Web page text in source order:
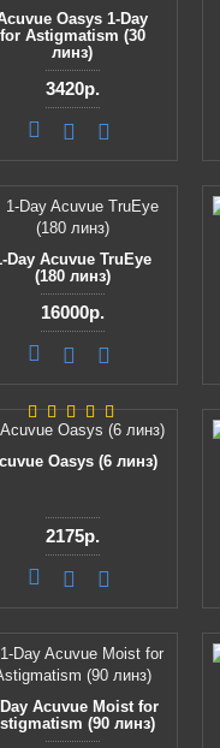
Oasys 1-Day
for Astigmatism (30
линз)
3420р.
Day Acuvue TruEye
(180 линз)
16000р.
Oasys (6 линз)
2175р.
Acuvue Moist for
(90 линз)